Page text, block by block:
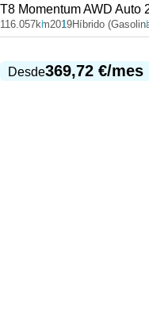
T8 Momentum AWD Auto
116.057km2019Híbrido
Desde369,72 €/mes